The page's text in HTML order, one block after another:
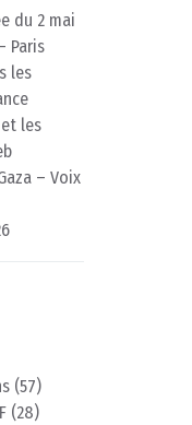
du 2 mai
Paris
les
les
– Voix
(57)
(28)